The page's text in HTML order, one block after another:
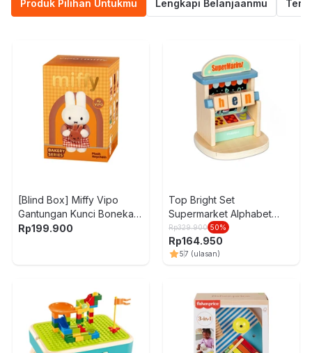
Produk Pilihan Untukmu Lengkapi Belanjaanmu
[Blind Box] Miffy Vipo
Gantungan Kunci Boneka
Plush Bakery
Rp199.900
Top Bright Set
Supermarket Alphabet
Learning
Rp329.900 50%
Rp164.950
57 (ulasan)